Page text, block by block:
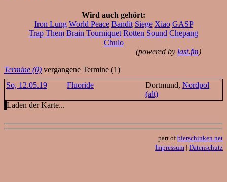
Wird auch gehört:
Iron Lung World Peace Bandit Siege Xiao GASP
Trap Them Brain Tourniquet Rotten Sound Chepang
Chulo
(powered by last.fm)
Termine (0) vergangene Termine (1)
So, 12.05.19
Fluoride Dortmund,Nordpol
(alt)
Laden der Karte...
part ofbierschinken.net
Impressum | Datenschutz